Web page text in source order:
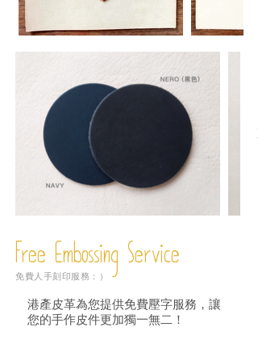
Free Embossing Service
免費人手刻印服務：）
港產皮革為您提供免費壓字服務，讓
您的手作皮件更加獨一無二！